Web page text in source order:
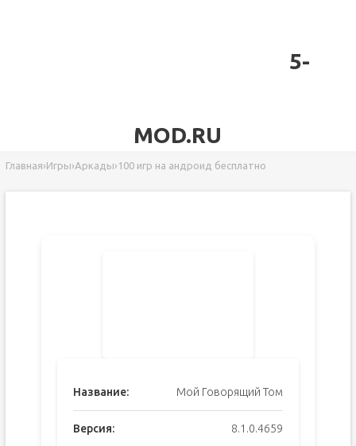
5-
MOD.RU
Главная›Игры›Аркады› 100 игр на андроид бесплатно
Название: Мой Говорящий Том
Версия: 8.1.0.4659